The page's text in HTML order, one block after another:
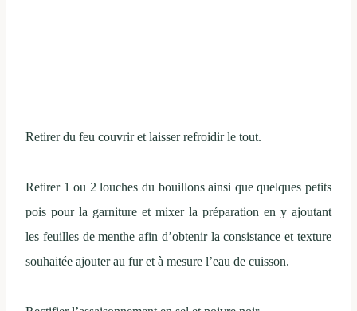
Retirer du feu couvrir et laisser refroidir le tout.
Retirer 1 ou 2 louches du bouillons ainsi que quelques petits
pois pour la garniture et mixer la préparation en y ajoutant
les feuilles de menthe afin d’obtenir la consistance et texture
souhaitée ajouter au fur et à mesure l’eau de cuisson.